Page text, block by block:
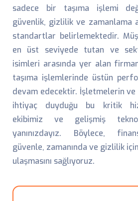
sadece bir taşıma işlemi
güvenlik, gizlilik ve zamanlama
standartlar belirlemektedir.
en üst seviyede tutan ve
isimleri arasında yer alan
taşıma işlemlerinde üstün
devam edecektir. İşletmelerin ve
ihtiyaç duyduğu bu kritik
ekibimiz ve gelişmiş
yanınızdayız. Böylece,
güvenle, zamanında ve gizlilik
ulaşmasını sağlıyoruz.